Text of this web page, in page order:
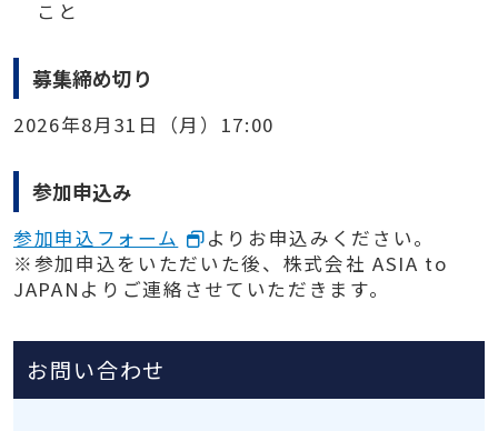
こと
募集締め切り
2026年8月31日（月）17:00
参加申込み
参加申込フォーム
よりお申込みください。
※参加申込をいただいた後、株式会社 ASIA to
JAPANよりご連絡させていただきます。
お問い合わせ